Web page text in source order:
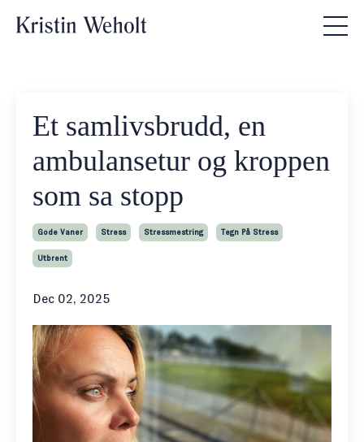
Et samlivsbrudd, en
ambulansetur og kroppen
som sa stopp
Gode Vaner Stress Stressmestring Tegn På Stress
Utbrent
Dec 02, 2025